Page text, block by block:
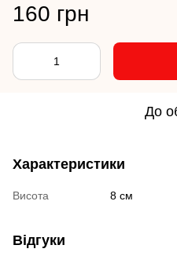
160 грн
До
Характеристики
Висота 8 см
Відгуки